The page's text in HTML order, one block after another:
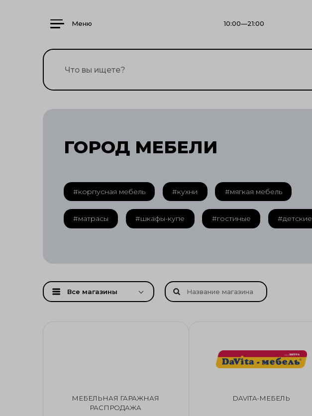
Меню 10:00—21:00
ГОРОД МЕБЕЛИ
#корпусная мебель #кухни #мягкая мебель
#матрасы #шкафы-купе #гостиные #детские
Все магазины
МЕБЕЛЬНАЯ ГАРАЖНАЯ
РАСПРОДАЖА
DAVITA-МЕБЕЛЬ